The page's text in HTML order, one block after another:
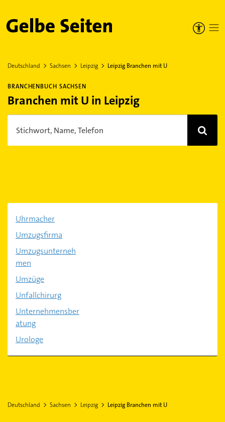
Gelbe Seiten
Deutschland Sachsen Leipzig Leipzig Branchen mit U
BRANCHENBUCH SACHSEN
Branchen mit U in Leipzig
Stichwort, Name, Telefon
Uhrmacher
Umzugsfirma
Umzugsunterneh
men
Umzüge
Unfallchirurg
Unternehmensber
atung
Urologe
Deutschland Sachsen Leipzig Leipzig Branchen mit U